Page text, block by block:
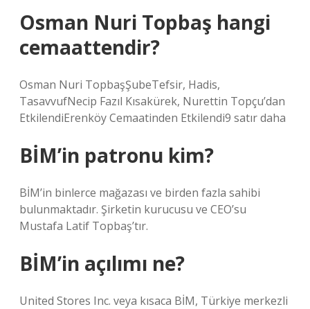
Osman Nuri Topbaş hangi
cemaattendir?
Osman Nuri TopbaşŞubeTefsir, Hadis,
TasavvufNecip Fazıl Kısakürek, Nurettin Topçu’dan
EtkilendiErenköy Cemaatinden Etkilendi9 satır daha
BİM’in patronu kim?
BİM’in binlerce mağazası ve birden fazla sahibi
bulunmaktadır. Şirketin kurucusu ve CEO’su
Mustafa Latif Topbaş’tır.
BİM’in açılımı ne?
United Stores Inc. veya kısaca BİM, Türkiye merkezli